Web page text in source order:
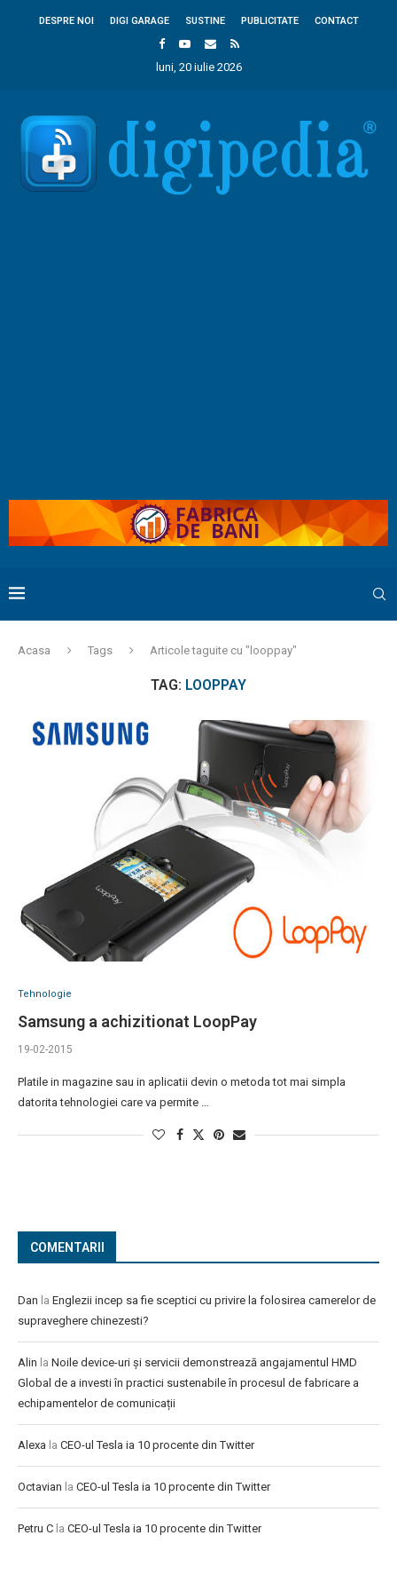
DESPRE NOI DIGI GARAGE SUSTINE PUBLICITATE CONTACT
luni, 20 iulie 2026
Acasa Tags Articole taguite cu "looppay"
TAG: LOOPPAY
Tehnologie
Samsung a achizitionat LoopPay
19-02-2015
Platile in magazine sau in aplicatii devin o metoda tot mai simpla
datorita tehnologiei care va permite …
COMENTARII
Dan la Englezii incep sa fie sceptici cu privire la folosirea camerelor de
supraveghere chinezesti?
Alin la Noile device-uri și servicii demonstrează angajamentul HMD
Global de a investi în practici sustenabile în procesul de fabricare a
echipamentelor de comunicații
Alexa la CEO-ul Tesla ia 10 procente din Twitter
Octavian la CEO-ul Tesla ia 10 procente din Twitter
Petru C la CEO-ul Tesla ia 10 procente din Twitter